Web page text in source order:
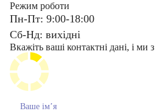
Режим роботи
Пн-Пт: 9:00-18:00
Сб-Нд: вихідні
Вкажіть ваші контактні дані, і ми